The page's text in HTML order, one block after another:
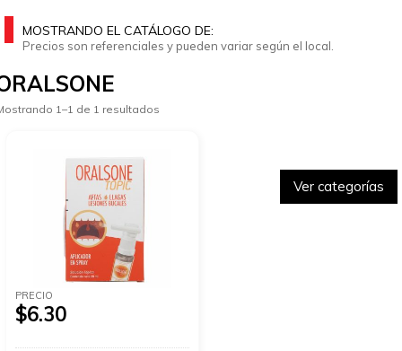
Ver categorías
MOSTRANDO EL CATÁLOGO DE:
Precios son referenciales y pueden variar según el local.
1–1 de 1 resultados
PRECIO
$6.30